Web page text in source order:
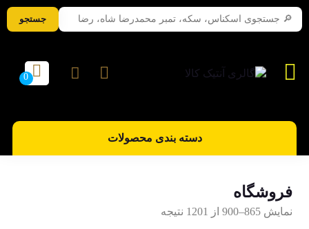
دسته بندی محصولات
فروشگاه
نمایش 865–900 از 1201 نتیجه
جستجو